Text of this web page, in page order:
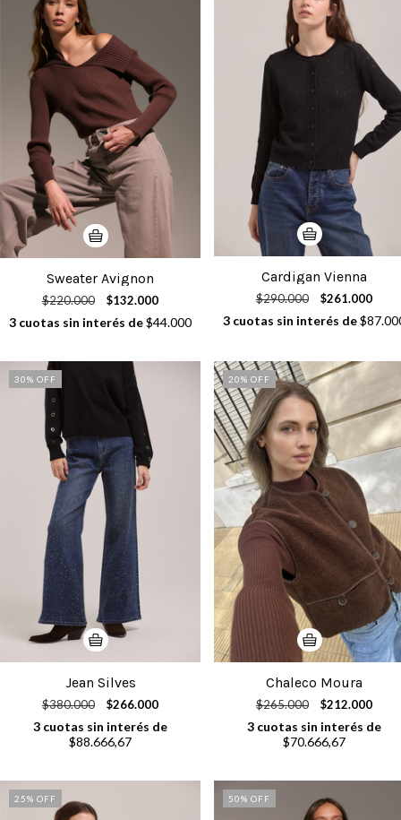
Sweater Avignon
$220.000 $132.000
3 cuotas sin interés de$44.000
Cardigan Vienna
$290.000 $261.000
3 cuotas sin interés de
30% OFF
Jean Silves
$380.000 $266.000
3 cuotas sin interés de
$88.666,67
20% OFF
Chaleco Moura
$265.000 $212.000
3 cuotas sin interés de
$70.666,67
25% OFF 50% OFF